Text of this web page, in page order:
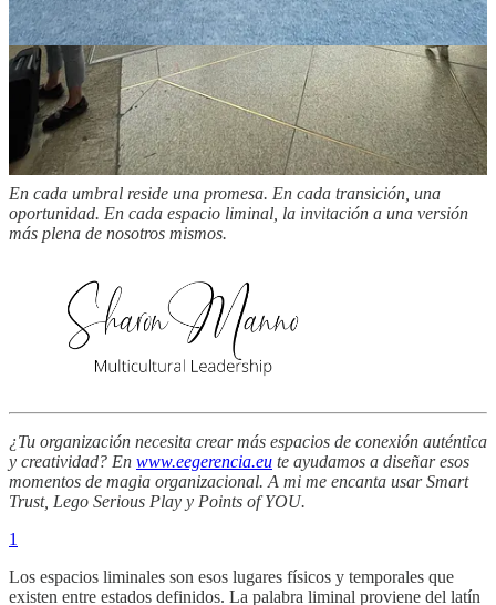
En cada umbral reside una promesa. En cada transición, una
oportunidad. En cada espacio liminal, la invitación a una versión
más plena de nosotros mismos.
¿Tu organización necesita crear más espacios de conexión auténtica
y creatividad? En www.eegerencia.eu te ayudamos a diseñar esos
momentos de magia organizacional. A mi me encanta usar Smart
Trust, Lego Serious Play y Points of YOU.
1
Los espacios liminales son esos lugares físicos y temporales que
existen entre estados definidos. La palabra liminal proviene del latín